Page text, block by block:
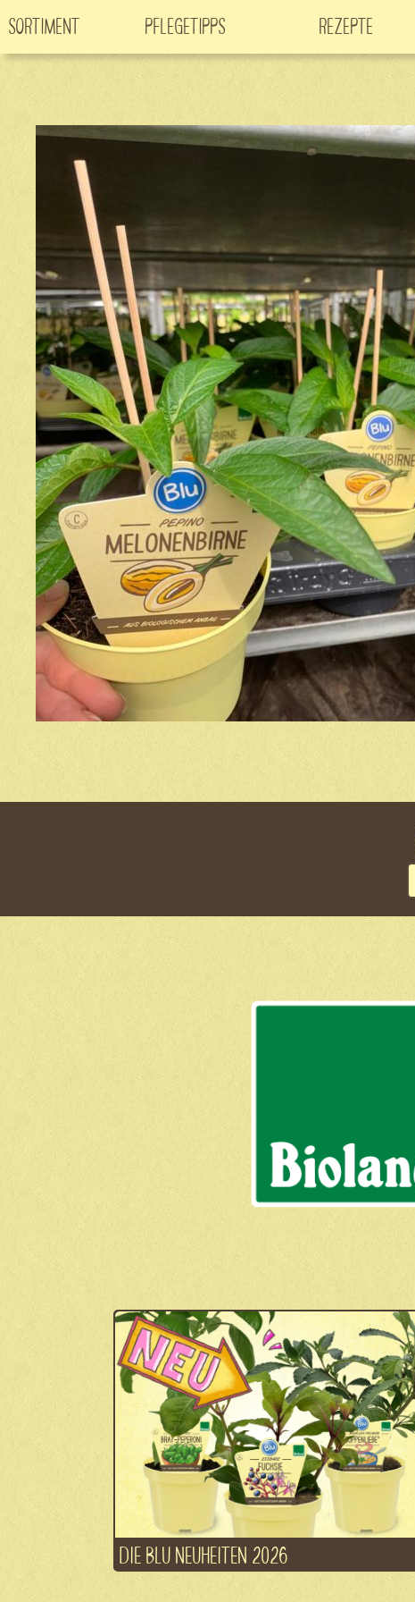
Sortiment
Neuheiten
Pflegetipps
CO -Klimabaum
Rezepte
Filme
DIE BLU NEUHEITEN 2026